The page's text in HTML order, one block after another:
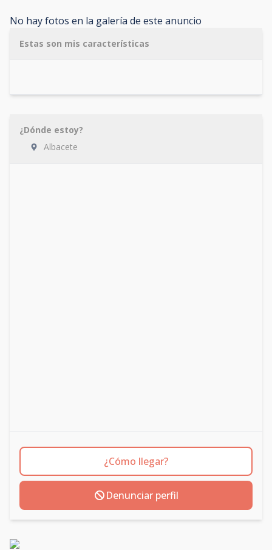
No hay fotos en la galería de este anuncio
Estas son mis características
¿Dónde estoy?
Albacete
¿Cómo llegar?
Denunciar perfil